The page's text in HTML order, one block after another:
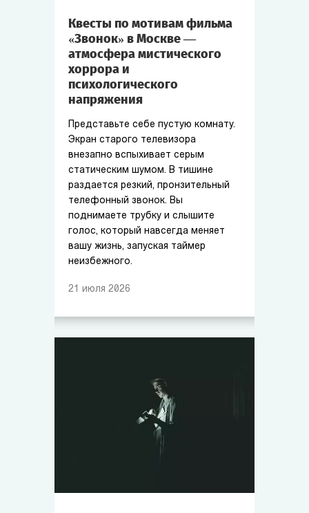
Квесты по мотивам фильма
«Звонок» в Москве —
атмосфера мистического
хоррора и
психологического
напряжения
Представьте себе пустую комнату.
Экран старого телевизора
внезапно вспыхивает серым
статическим шумом. В тишине
раздается резкий, пронзительный
телефонный звонок. Вы
поднимаете трубку и слышите
голос, который навсегда меняет
вашу жизнь, запуская таймер
неизбежного.
21 июля 2026